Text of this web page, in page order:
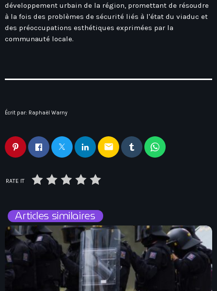
développement urbain de la région, promettant de résoudre
à la fois des problèmes de sécurité liés à l'état du viaduc et
des préoccupations esthétiques exprimées par la
communauté locale.
Écrit par: Raphaël Warny
email
RATE IT
Articles similaires